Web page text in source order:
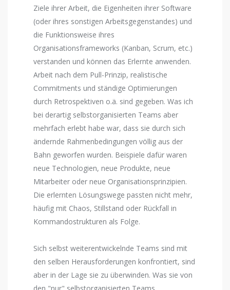
Ziele ihrer Arbeit, die Eigenheiten ihrer Software
(oder ihres sonstigen Arbeitsgegenstandes) und
die Funktionsweise ihres
Organisationsframeworks (Kanban, Scrum, etc.)
verstanden und können das Erlernte anwenden.
Arbeit nach dem Pull-Prinzip, realistische
Commitments und ständige Optimierungen
durch Retrospektiven o.ä. sind gegeben. Was ich
bei derartig selbstorganisierten Teams aber
mehrfach erlebt habe war, dass sie durch sich
ändernde Rahmenbedingungen völlig aus der
Bahn geworfen wurden. Beispiele dafür waren
neue Technologien, neue Produkte, neue
Mitarbeiter oder neue Organisationsprinzipien.
Die erlernten Lösungswege passten nicht mehr,
häufig mit Chaos, Stillstand oder Rückfall in
Kommandostrukturen als Folge.
Sich selbst weiterentwickelnde Teams sind mit
den selben Herausforderungen konfrontiert, sind
aber in der Lage sie zu überwinden. Was sie von